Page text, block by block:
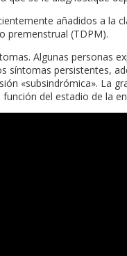
añadidos a la
premenstrual (TDPM).
Algunas personas
síntomas persistentes,
«subsindrómica». La
del estadio de la